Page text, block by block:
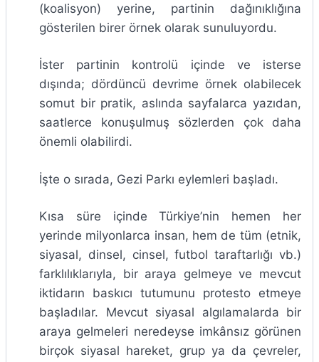
(koalisyon) yerine, partinin dağınıklığına
gösterilen birer örnek olarak sunuluyordu.
İster partinin kontrolü içinde ve isterse
dışında; dördüncü devrime örnek olabilecek
somut bir pratik, aslında sayfalarca yazıdan,
saatlerce konuşulmuş sözlerden çok daha
önemli olabilirdi.
İşte o sırada, Gezi Parkı eylemleri başladı.
Kısa süre içinde Türkiye’nin hemen her
yerinde milyonlarca insan, hem de tüm (etnik,
siyasal, dinsel, cinsel, futbol taraftarlığı vb.)
farklılıklarıyla, bir araya gelmeye ve mevcut
iktidarın baskıcı tutumunu protesto etmeye
başladılar. Mevcut siyasal algılamalarda bir
araya gelmeleri neredeyse imkânsız görünen
birçok siyasal hareket, grup ya da çevreler,